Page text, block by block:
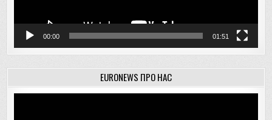
00:00 01:51
EURONEWS ПРО НАС